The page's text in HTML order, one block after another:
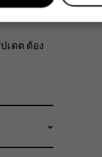
ทโฟน
เดต ต้อง